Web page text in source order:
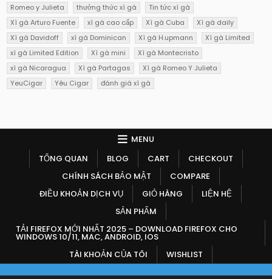
Romeo y Julieta
thưởng thức xì gà
Tin tức xì gà
Xì gà Arturo Fuente
xì gà cao cấp Xì gà Cuba
Xì gà daily
Xì gà Davidoff
xì gà Dominican Xì gà H.upmann
Xì gà Limited
xì gà Limited Edition
Xì gà mini
Xì gà Montecristo
xì gà Nicaragua
Xì gà Partagas
Xì gà Romeo Y Julieta
YeuCigar
Yêu Cigar đánh giá xì gà
MENU
TỔNG QUAN
BLOG CART
CHECKOUT
CHÍNH SÁCH BẢO MẬT
COMPARE
ĐIỀU KHOẢN DỊCH VỤ
GIỎ HÀNG
LIỆN HỆ
SẢN PHẨM
TẢI FIREFOX MỚI NHẤT 2025 – DOWNLOAD FIREFOX CHO
WINDOWS 10/11, MAC, ANDROID, IOS
TÀI KHOẢN CỦA TÔI
WISHLIST